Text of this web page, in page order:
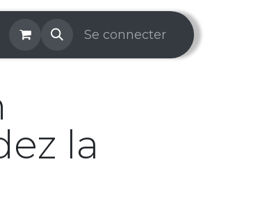
Galerie Aide Prise de rendez-
Se connecter
la